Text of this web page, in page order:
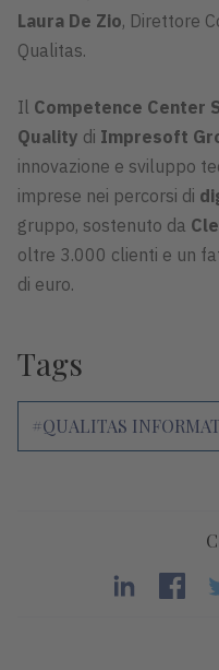
Laura De Zio, Direttore
Qualitas.
Il Competence Center
Quality di Impresoft
innovazione e sviluppo
imprese nei percorsi di
gruppo, sostenuto da
oltre 3.000 clienti e un
di euro.
Tags
#QUALITAS